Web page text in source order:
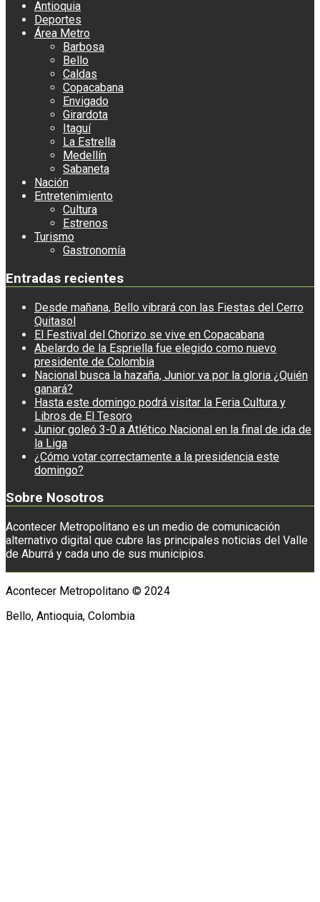
Antioquia
Deportes
Área Metro
Barbosa
Bello
Caldas
Copacabana
Envigado
Girardota
Itaguí
La Estrella
Medellín
Sabaneta
Nación
Entretenimiento
Cultura
Estrenos
Turismo
Gastronomía
Entradas recientes
Desde mañana, Bello vibrará con las Fiestas del Cerro
Quitasol
El Festival del Chorizo se vive en Copacabana
Abelardo de la Espriella fue elegido como nuevo
presidente de Colombia
Nacional busca la hazaña, Junior va por la gloria ¿Quién
ganará?
Hasta este domingo podrá visitar la Feria Cultura y
Libros de El Tesoro
Junior goleó 3-0 a Atlético Nacional en la final de ida de
la Liga
¿Cómo votar correctamente a la presidencia este
domingo?
Sobre Nosotros
Acontecer Metropolitano es un medio de comunicación
alternativo digital que cubre las principales noticias del Valle
de Aburrá y cada uno de sus municipios.
Acontecer Metropolitano © 2024
Bello, Antioquia, Colombia